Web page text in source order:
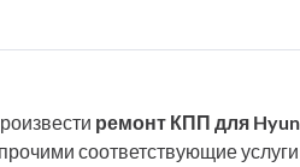
ремонт КПП для
соответствующие